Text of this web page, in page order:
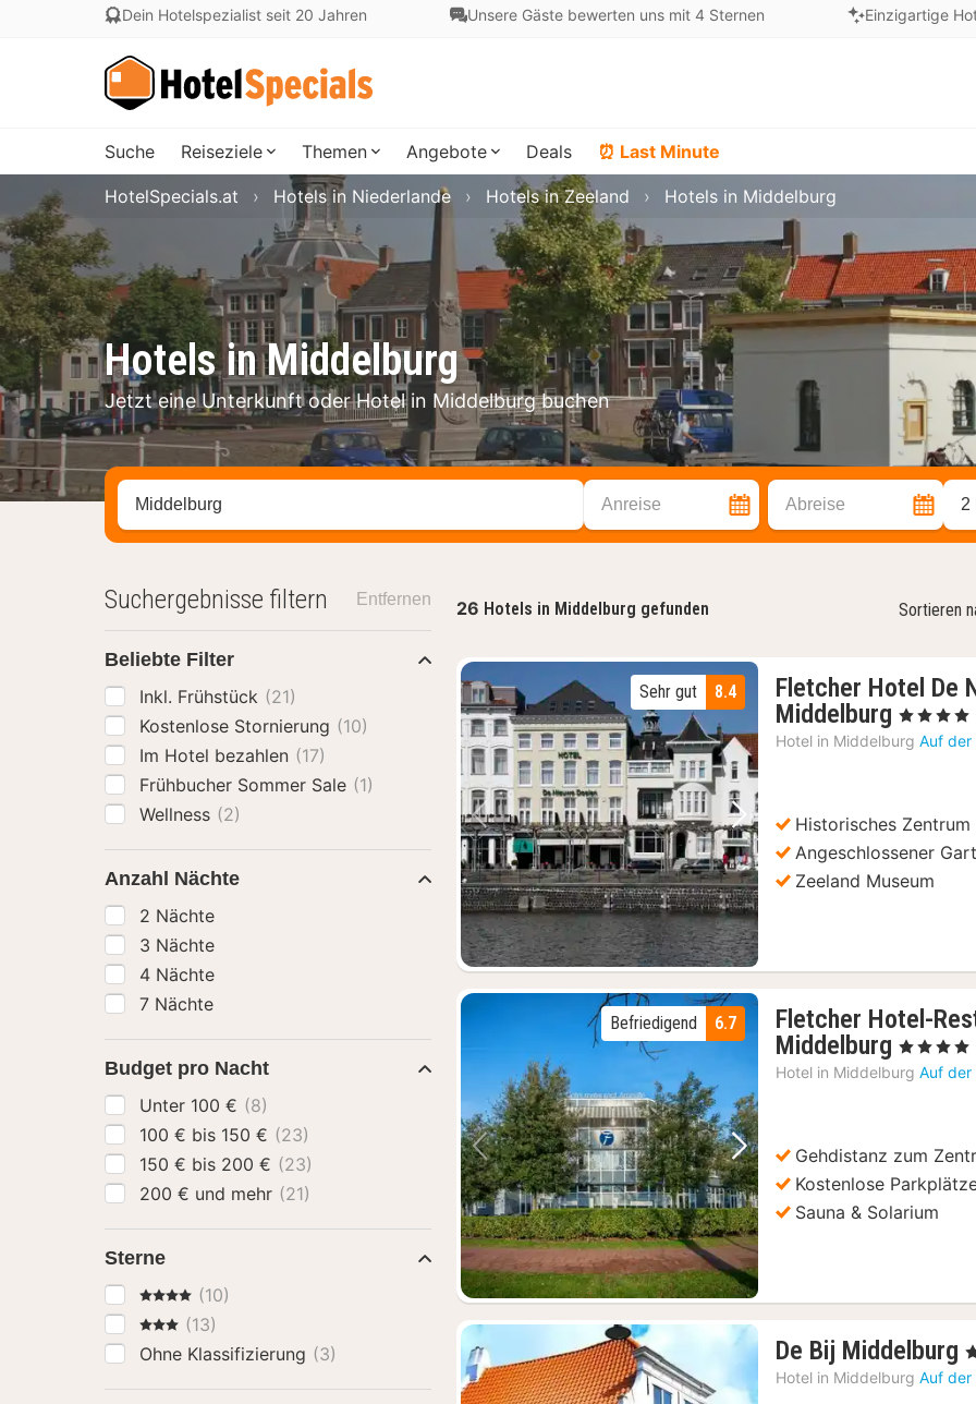
Dein Hotelspezialist seit 20 Jahren Unsere Gäste bewerten uns mit 4 Sternen Einzigartige
Suche Reiseziele Themen Angebote Deals ⏰ Last Minute
Hotels in Middelburg
Jetzt eine Unterkunft oder Hotel in Middelburg buchen
HotelSpecials.at Hotels in Niederlande Hotels in Zeeland Hotels in Middelburg
Stadt, Region oder Hotel suchen Anreise Abreise 2
26 Hotels in Middelburg gefunden Sortieren
Vorheriges Bild Nächstes Bild
8.4
Sehr gut
Fletcher Hotel De
Middelburg 1
Nacht
€
, 4 Sterne
Hotel in Middelburg Auf der
Historisches Zentrum
Angeschlossener
Zeeland Museum
Vorheriges Bild Nächstes Bild
6.7
Befriedigend
Fletcher Hotel-
Middelburg 1
Nacht
€
, 4 Sterne
Hotel in Middelburg Auf der
Gehdistanz zum
Kostenlose
Sauna & Solarium
De Bij Middelburg ,
Hotel in Middelburg Auf der
Suchergebnisse filtern Entfernen
Beliebte Filter
Inkl. Frühstück (21)
Kostenlose Stornierung (10)
Im Hotel bezahlen (17)
Frühbucher Sommer Sale (1)
Wellness (2)
Anzahl Nächte
2 Nächte
3 Nächte
4 Nächte
7 Nächte
Budget pro Nacht
Unter 100 € (8)
100 € bis 150 € (23)
150 € bis 200 € (23)
200 € und mehr (21)
Sterne
4 Sterne(10)
3 Sterne
(13)
Ohne Klassifizierung (3)